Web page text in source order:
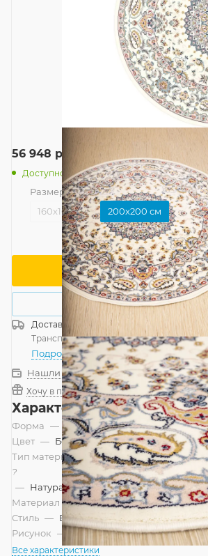
56 948 руб.
Доступно: 3
Размер — 200x200 см
160x160 см
200x200 см
В корзину
Купить в 1 клик
Доставка Россия
Транспортной компанией—бесплатно
Подробнее
Нашли дешевле?
Хочу в подарок
Характеристики
Форма — Круг
Цвет — Бежевый
Тип материала
?
— Натуральный, Смешанный
Материал — Шерсть
Стиль — Восточный
Рисунок — Классический
Все характеристики